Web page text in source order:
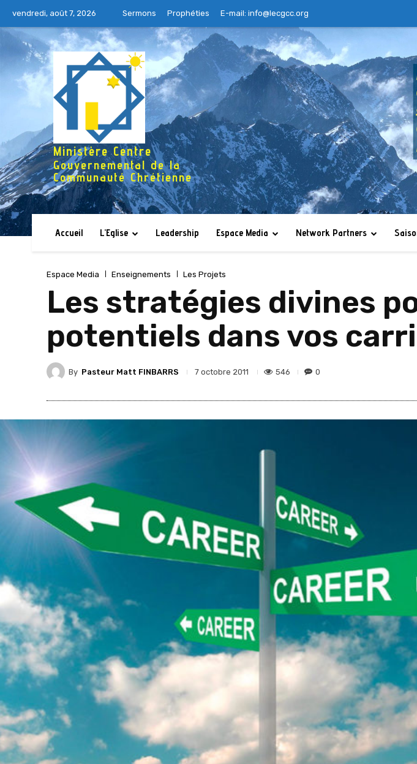
vendredi, août 7, 2026 Sermons Prophéties E-mail: info@lecgcc.org
Ministère Centre
Gouvernemental de la
Communauté Chrétienne
Accueil L’Eglise Leadership Espace Media Network Partners
Espace Media Enseignements Les Projets
Les stratégies divines
potentiels dans vos
By Pasteur Matt FINBARRS 7 octobre 2011 546 0